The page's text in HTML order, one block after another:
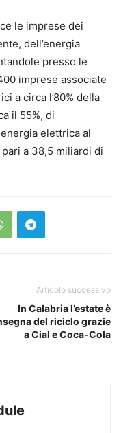
le imprese dei
dell’energia
presso le
imprese associate
a circa l’80% della
il 55%, di
elettrica al
a 38,5 miliardi di
Articolo successivo
In Calabria l’estate è
del riciclo grazie
a Cial e Coca-Cola